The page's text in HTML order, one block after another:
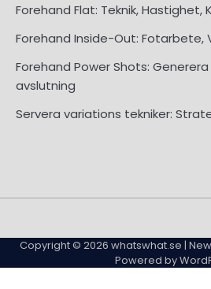
Forehand Flat: Teknik, Hastighet,
Forehand Inside-Out: Fotarbete,
Forehand Power Shots:
avslutning
Servera variations tekniker:
Us
Us
Policy
Policy
and
Copyright © 2026 whatswhat.se |
Powered by